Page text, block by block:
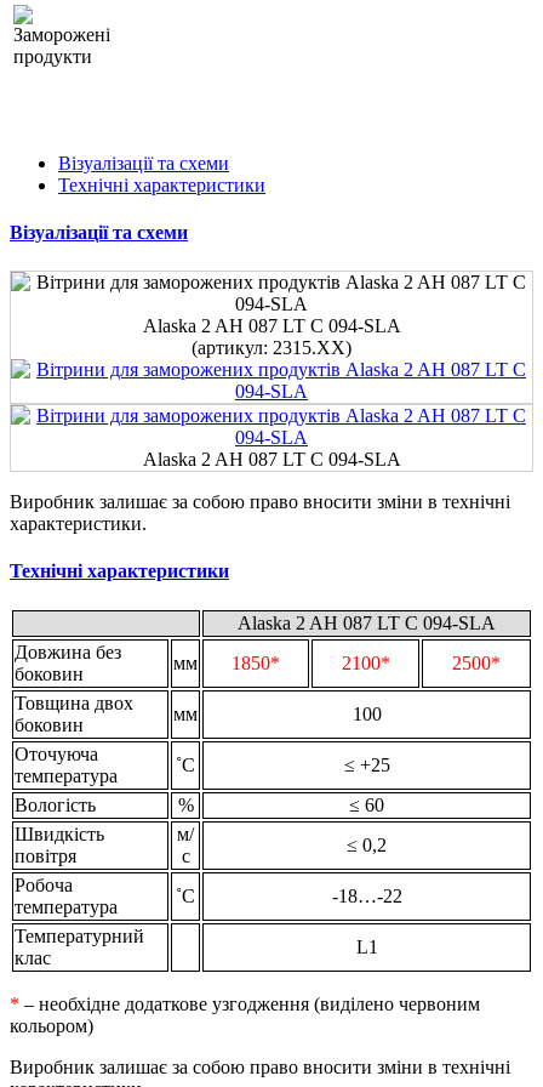
Візуалізації та схеми
Технічні характеристики
Візуалізації та схеми
Alaska 2 AH 087 LT С 094-SLA
(артикул: 2315.ХХ)
Alaska 2 AH 087 LT С 094-SLA
Виробник залишає за собою право вносити зміни в технічні
характеристики.
Технічні характеристики
Alaska 2 AH 087 LT С 094-SLA
Довжина без
боковин
мм 1850* 2100*
2500*
Товщина двох
боковин
мм
100
Оточуюча
температура
˚С
≤ +25
Вологість
%
≤ 60
Швидкість
повітря
м/
с
≤ 0,2
Робоча
температура
˚С
-18…-22
Температурний
клас
L1
* – необхідне додаткове узгодження (виділено червоним
кольором)
Виробник залишає за собою право вносити зміни в технічні